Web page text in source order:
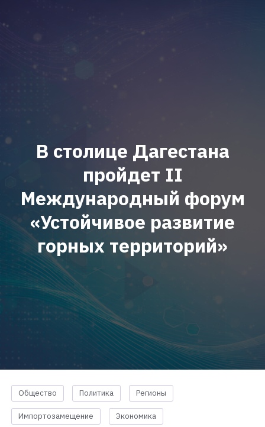
В столице Дагестана
пройдет II
Международный форум
«Устойчивое развитие
горных территорий»
Общество Политика Регионы
Импортозамещение Экономика